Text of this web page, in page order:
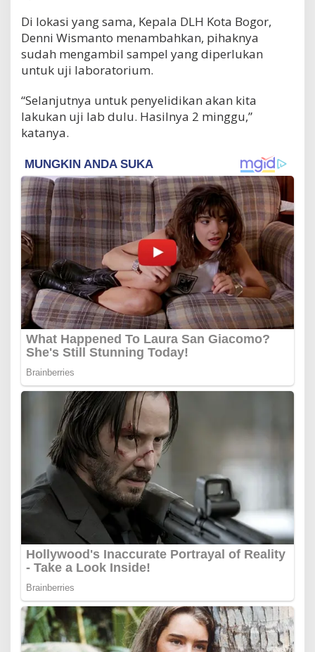
Di lokasi yang sama, Kepala DLH Kota Bogor,
Denni Wismanto menambahkan, pihaknya
sudah mengambil sampel yang diperlukan
untuk uji laboratorium.
“Selanjutnya untuk penyelidikan akan kita
lakukan uji lab dulu. Hasilnya 2 minggu,”
katanya.